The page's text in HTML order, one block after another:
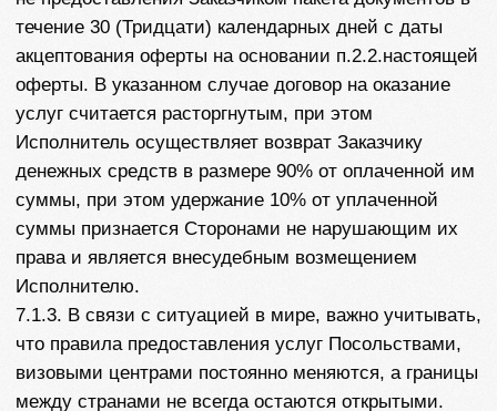
календарных дней, исчисляемых с даты получения
претензии другой Стороной.
9.3. В случае если Стороны не придут к
порядке, предусмотренном действующим
законодательством РФ. Споры между сторонами,
являющимися юридическими лицами и/или
индивидуальными предпринимателями, подлежат
рассмотрению в Арбитражном суде Пензенской
области. Споры с участием физических лиц
суде г. Пензы. суде общей юрисдикции по месту
нахождения ответчика, если иное не установлено
законом. В случае цены иска до 100 тыс. руб. –
Пензы.
10. ЗАКЛЮЧИТЕЛЬНЫЕ ПОЛОЖЕНИЯ
10.1. Настоящий договор вступает в силу с момента